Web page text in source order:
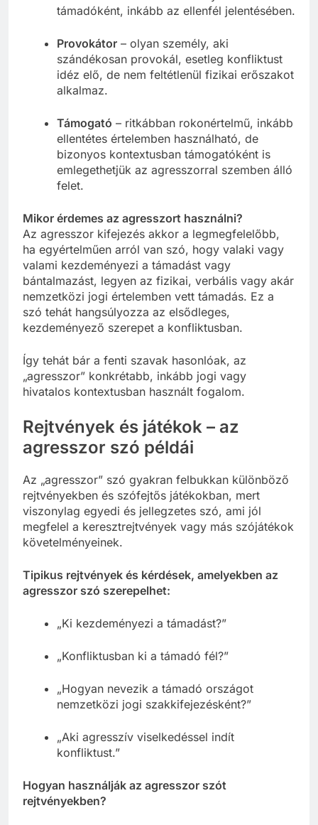
támadóként, inkább az ellenfél jelentésében.
Provokátor – olyan személy, aki
szándékosan provokál, esetleg konfliktust
idéz elő, de nem feltétlenül fizikai erőszakot
alkalmaz.
Támogató – ritkábban rokonértelmű, inkább
ellentétes értelemben használható, de
bizonyos kontextusban támogatóként is
emlegethetjük az agresszorral szemben álló
felet.
Mikor érdemes az agresszort használni?
Az agresszor kifejezés akkor a legmegfelelőbb,
ha egyértelműen arról van szó, hogy valaki vagy
valami kezdeményezi a támadást vagy
bántalmazást, legyen az fizikai, verbális vagy akár
nemzetközi jogi értelemben vett támadás. Ez a
szó tehát hangsúlyozza az elsődleges,
kezdeményező szerepet a konfliktusban.
Így tehát bár a fenti szavak hasonlóak, az
„agresszor” konkrétabb, inkább jogi vagy
hivatalos kontextusban használt fogalom.
Rejtvények és játékok – az
agresszor szó példái
Az „agresszor” szó gyakran felbukkan különböző
rejtvényekben és szófejtős játékokban, mert
viszonylag egyedi és jellegzetes szó, ami jól
megfelel a keresztrejtvények vagy más szójátékok
követelményeinek.
Tipikus rejtvények és kérdések, amelyekben az
agresszor szó szerepelhet:
„Ki kezdeményezi a támadást?”
„Konfliktusban ki a támadó fél?”
„Hogyan nevezik a támadó országot
nemzetközi jogi szakkifejezésként?”
„Aki agresszív viselkedéssel indít
konfliktust.”
Hogyan használják az agresszor szót
rejtvényekben?